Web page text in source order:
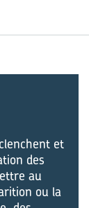
et
des
au
ou la